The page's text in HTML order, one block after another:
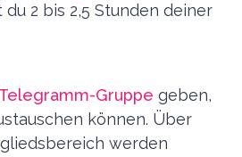
2 bis 2,5 Stunden deiner
Telegramm-Gruppe geben,
können. Über
werden